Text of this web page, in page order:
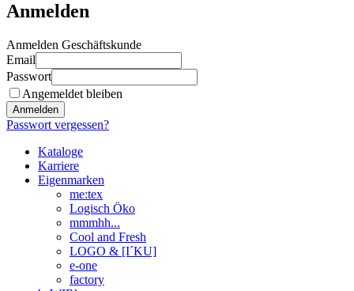
Anmelden
Anmelden Geschäftskunde
Email
Passwort
Angemeldet bleiben
Anmelden
Passwort vergessen?
Kataloge
Karriere
Eigenmarken
me:tex
Logisch Öko
mmmhh...
Cool and Fresh
LOGO & [I´KU]
e-one
factory